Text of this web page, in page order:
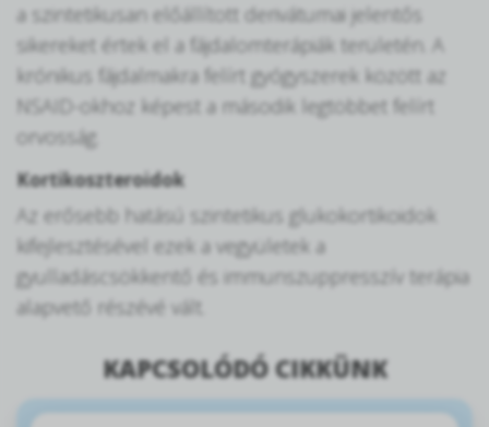
a szintetikusan előállított derivátumai jelentős
sikereket értek el a fájdalomterápiák területén. A
krónikus fájdalmakra felírt gyógyszerek között az
NSAID-okhoz képest a második legtöbbet felírt
orvosság.
Kortikoszteroidok
Az erősebb hatású szintetikus glukokortikoidok
kifejlesztésével ezek a vegyületek a
gyulladáscsökkentő és immunszuppresszív terápia
alapvető részévé vált.
KAPCSOLÓDÓ CIKKÜNK